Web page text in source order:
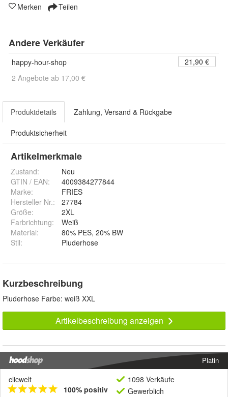
Merken Teilen
Andere Verkäufer
happy-hour-shop
21,90 €
2 Angebote ab 17,00 €
Produktdetails Zahlung, Versand & Rückgabe
Produktsicherheit
Artikelmerkmale
Zustand:
Neu
GTIN / EAN:
4009384277844
Marke:
FRIES
Hersteller Nr.:
27784
Größe:
2XL
Farbrichtung:
Weiß
Material:
80% PES, 20% BW
Stil: Pluderhose
Kurzbeschreibung
Pluderhose Farbe: weiß XXL
Artikelbeschreibung anzeigen
Platin
clicwelt
100% positiv
1098 Verkäufe
Gewerblich